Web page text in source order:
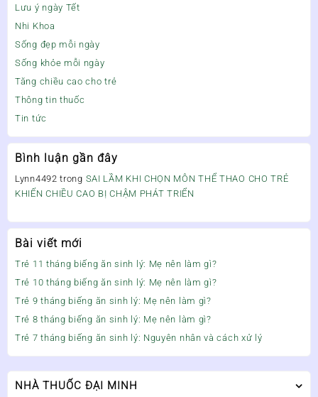
Lưu ý ngày Tết
Nhi Khoa
Sống đẹp mỗi ngày
Sống khỏe mỗi ngày
Tăng chiều cao cho trẻ
Thông tin thuốc
Tin tức
Bình luận gần đây
Lynn4492 trong SAI LẦM KHI CHỌN MÔN THỂ THAO CHO TRẺ
KHIẾN CHIỀU CAO BỊ CHẬM PHÁT TRIỂN
Bài viết mới
Trẻ 11 tháng biếng ăn sinh lý: Mẹ nên làm gì?
Trẻ 10 tháng biếng ăn sinh lý: Mẹ nên làm gì?
Trẻ 9 tháng biếng ăn sinh lý: Mẹ nên làm gì?
Trẻ 8 tháng biếng ăn sinh lý: Mẹ nên làm gì?
Trẻ 7 tháng biếng ăn sinh lý: Nguyên nhân và cách xử lý
NHÀ THUỐC ĐẠI MINH